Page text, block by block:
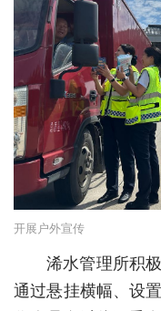
科教
健康
悠游
相亲
汽车
房产
消费
创意
开展户外宣传
浠水管理所积
通过悬挂横幅、设